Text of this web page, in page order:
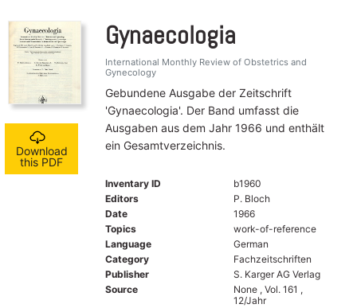
Download
this PDF
Gynaecologia
International Monthly Review of Obstetrics and
Gynecology
Gebundene Ausgabe der Zeitschrift
'Gynaecologia'. Der Band umfasst die
Ausgaben aus dem Jahr 1966 und enthält
ein Gesamtverzeichnis.
Inventary ID
b1960
Editors
P. Bloch
Date
1966
Topics
work-of-reference
Language
German
Category
Fachzeitschriften
Publisher
S. Karger AG Verlag
Source
None , Vol. 161 ,
12/Jahr